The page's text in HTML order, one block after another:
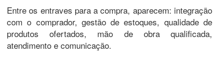
Entre os entraves para a compra, aparecem: integração
com o comprador, gestão de estoques, qualidade de
produtos ofertados, mão de obra qualificada,
atendimento e comunicação.